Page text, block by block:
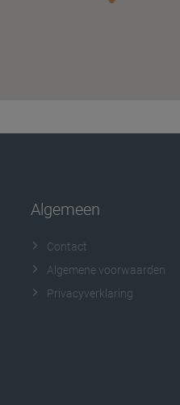
Algemeen
Contact
Algemene voorwaarden
Privacyverklaring